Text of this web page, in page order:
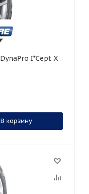
В корзину